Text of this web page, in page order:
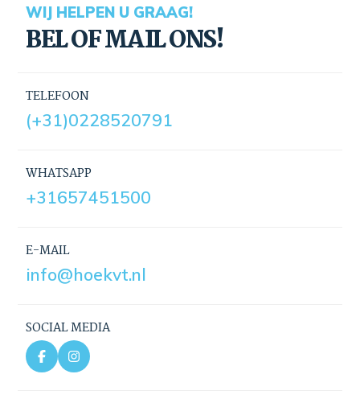
WIJ HELPEN U GRAAG!
BEL OF MAIL ONS!
TELEFOON
(+31)0228520791
E-MAIL
info@hoekvt.nl
WHATSAPP
+31657451500
SOCIAL MEDIA